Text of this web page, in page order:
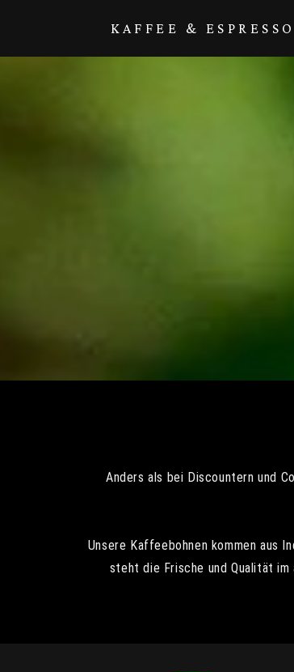
KAFFEE & ESPRESSO
Anders als bei Discountern und
Unsere Kaffeebohnen kommen aus
steht die Frische und Qualität